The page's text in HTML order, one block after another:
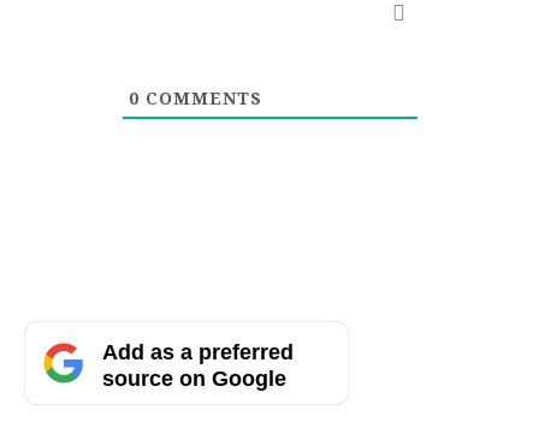
0 COMMENTS
Add as a preferred
source on Google